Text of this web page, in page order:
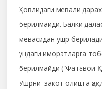
Ҳовлидаги мевали
берилмайди. Балки
мевасидан ушр
ундаги иморатларга
берилмайди (“Фатавои
Ушрни закот олишга